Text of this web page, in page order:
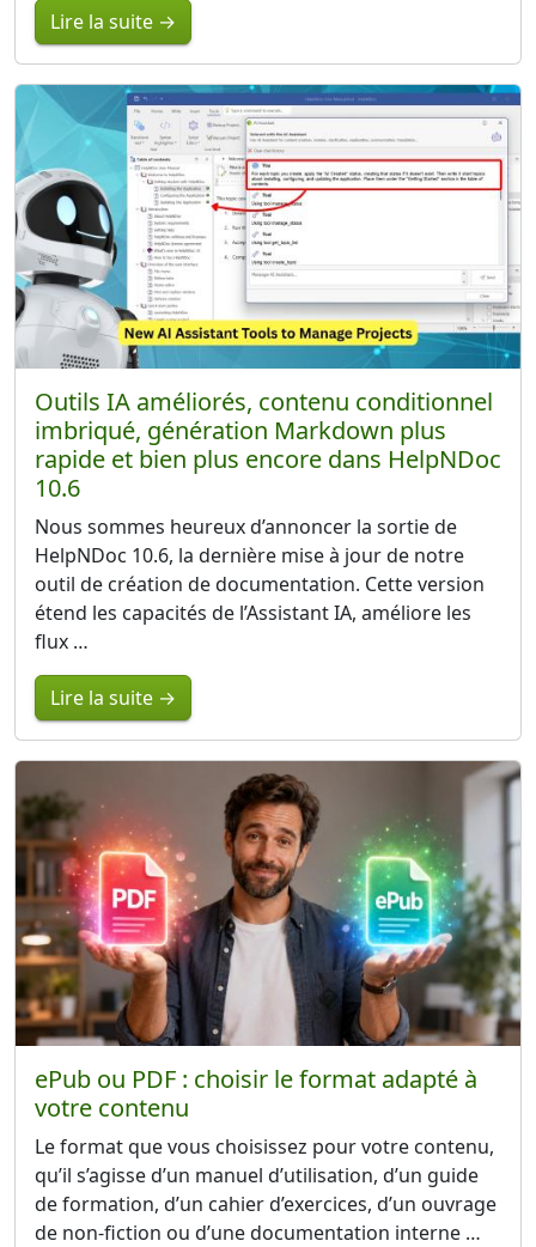
Lire la suite →
Outils IA améliorés, contenu conditionnel
imbriqué, génération Markdown plus
rapide et bien plus encore dans HelpNDoc
10.6
Nous sommes heureux d’annoncer la sortie de
HelpNDoc 10.6, la dernière mise à jour de notre
outil de création de documentation. Cette version
étend les capacités de l’Assistant IA, améliore les
flux …
Lire la suite →
ePub ou PDF : choisir le format adapté à
votre contenu
Le format que vous choisissez pour votre contenu,
qu’il s’agisse d’un manuel d’utilisation, d’un guide
de formation, d’un cahier d’exercices, d’un ouvrage
de non-fiction ou d’une documentation interne …